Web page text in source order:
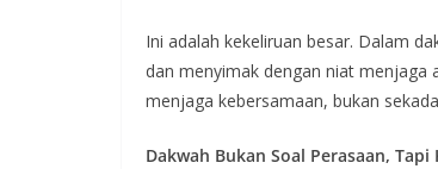
Ini adalah kekeliruan besar. Dalam
dan menyimak dengan niat menjaga
menjaga kebersamaan, bukan
Dakwah Bukan Soal Perasaan, Tapi